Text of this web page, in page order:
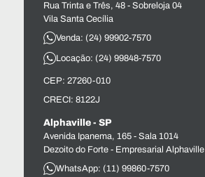
Rua Trinta e Três, 48 - Sobreloja 04
Vila Santa Cecília
Venda: (24) 99902-7570
Locação: (24) 99848-7570
CEP: 27260-010
CRECI: 8122J
Alphaville - SP
Avenida Ipanema, 165 - Sala 1014
Dezoito do Forte - Empresarial Alphaville
WhatsApp: (11) 99860-7570